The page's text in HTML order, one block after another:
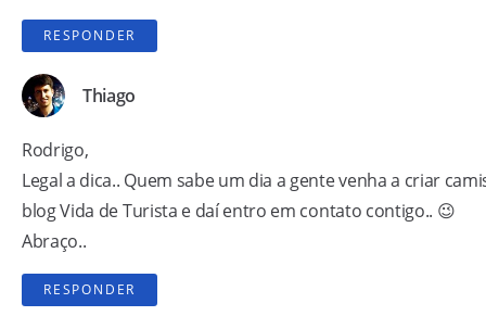
RESPONDER
Thiago
Rodrigo,
Legal a dica.. Quem sabe um dia a gente venha a criar
blog Vida de Turista e daí entro em contato contigo.. 😉
Abraço..
RESPONDER